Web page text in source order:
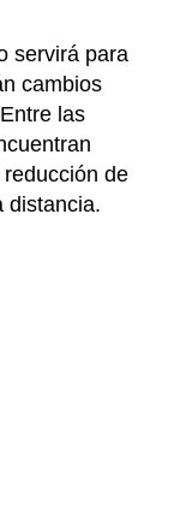
servirá para
cambios
las
de
distancia.